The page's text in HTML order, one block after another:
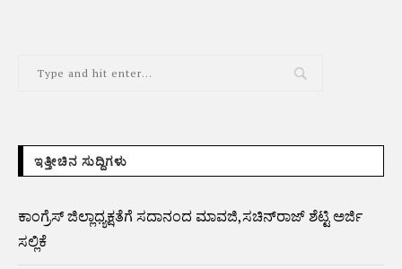
ಇತ್ತೀಚಿನ ಸುದ್ದಿಗಳು
ಕಾಂಗ್ರೆಸ್ ಜಿಲ್ಲಾಧ್ಯಕ್ಷತೆಗೆ ಸದಾನಂದ ಮಾವಜಿ,ಸಚಿನ್‌ರಾಜ್ ಶೆಟ್ಟಿ ಅರ್ಜಿ
ಸಲ್ಲಿಕೆ